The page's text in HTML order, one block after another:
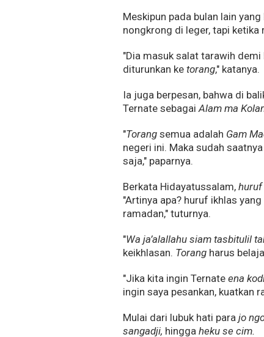
Meskipun pada bulan lain
nongkrong di leger, tapi ketika
"Dia masuk salat tarawih
diturunkan ketorang," katanya.
Ia juga berpesan, bahwa di
Ternate sebagaiAlam ma
"Torang semua adalah Gam
negeri ini. Maka sudah
saja," paparnya.
Berkata Hidayatussalam,huruf
"Artinya apa? huruf ikhlas
ramadan," tuturnya.
"Wa ja’alallahu siam tasbitulil
keikhlasan. Torang harus
"Jika kita ingin Ternateena
ingin saya pesankan, kuatkan
Mulai dari lubuk hati parajo
sangadji, hinggaheku se cim.